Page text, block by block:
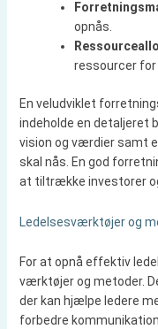
opnås.
ressourcer
En veludviklet
indeholde en detaljeret
vision og værdier samt
skal nås. En god
at tiltrække investorer
Ledelsesværktøjer og
For at opnå effektiv
værktøjer og metoder.
der kan hjælpe ledere
forbedre